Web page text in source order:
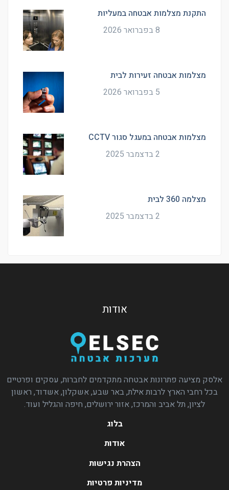
התקנת מצלמות אבטחה במעליות
8 בפברואר 2026
מצלמות אבטחה זעירות לבית
5 בפברואר 2026
מצלמות אבטחה במעגל סגור CCTV
2 בדצמבר 2025
מצלמה 360 לבית
2 בדצמבר 2025
אודות
אלסק מציעה פתרונות אבטחה מתקדמים לחברות, עסקים ופרטיים
בכל רחבי הארץ לרבות אילת, באר שבע, אשקלון, אשדוד, ראשון
לציון, תל אביב והמרכז, אזור ירושלים, חיפה והגליל ועוד.
בלוג
אודות
הצהרת נגישות
מדיניות פרטיות